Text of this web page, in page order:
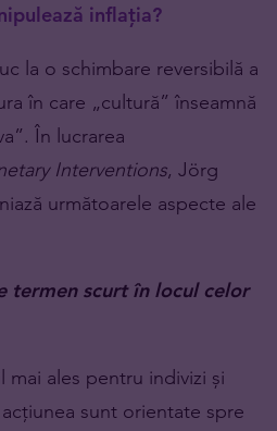
inflația?
la o schimbare reversibilă a
în care „cultură” înseamnă
În lucrarea
Interventions, Jörg
următoarele aspecte ale
termen scurt în locul celor
mai ales pentru indivizi și
sunt orientate spre